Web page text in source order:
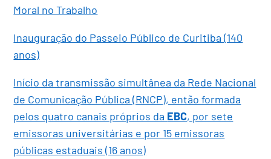
Moral no Trabalho
Inauguração do Passeio Público de Curitiba (140
anos)
Início da transmissão simultânea da Rede Nacional
de Comunicação Pública (RNCP), então formada
pelos quatro canais próprios da EBC, por sete
emissoras universitárias e por 15 emissoras
públicas estaduais (16 anos)